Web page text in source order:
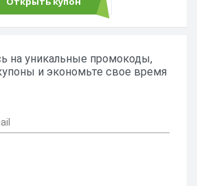
на уникальные промокоды,
и экономьте свое время